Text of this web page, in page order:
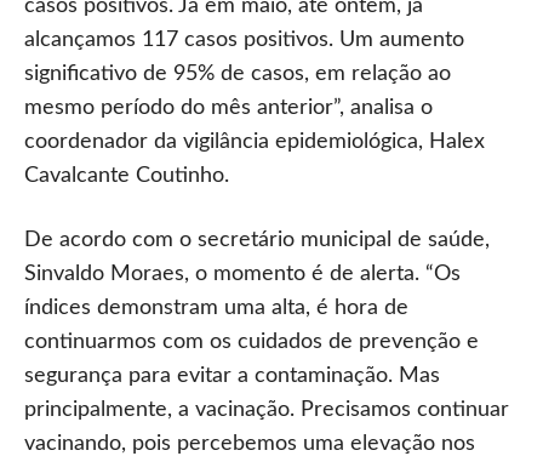
casos positivos. Já em maio, até ontem, já
alcançamos 117 casos positivos. Um aumento
significativo de 95% de casos, em relação ao
mesmo período do mês anterior”, analisa o
coordenador da vigilância epidemiológica, Halex
Cavalcante Coutinho.
De acordo com o secretário municipal de saúde,
Sinvaldo Moraes, o momento é de alerta. “Os
índices demonstram uma alta, é hora de
continuarmos com os cuidados de prevenção e
segurança para evitar a contaminação. Mas
principalmente, a vacinação. Precisamos continuar
vacinando, pois percebemos uma elevação nos